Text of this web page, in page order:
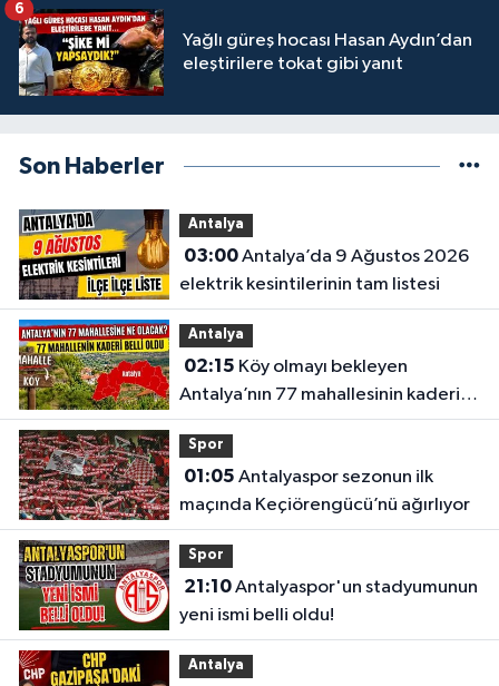
Yağlı güreş hocası Hasan Aydın’dan
eleştirilere tokat gibi yanıt
6
Son Haberler
Antalya
03:00Antalya’da 9 Ağustos 2026
elektrik kesintilerinin tam listesi
Antalya
02:15
Antalya’nın 77 mahallesinin kaderi
belli oldu
Spor
01:05
maçında Keçiörengücü’nü ağırlıyor
Spor
21:10Antalyaspor'un stadyumunun
yeni ismi belli oldu!
Antalya